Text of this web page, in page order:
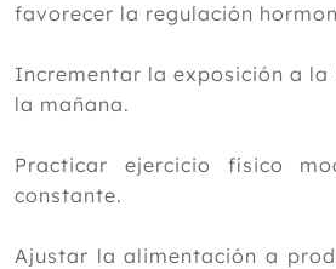
favorecer la regulación
Incrementar la exposición a la
la mañana.
Practicar ejercicio físico
constante.
Ajustar la alimentación a